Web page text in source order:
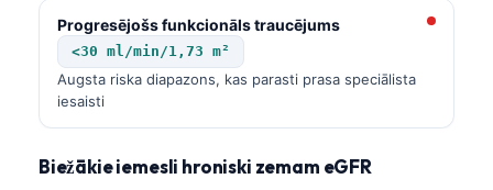
Progresējošs funkcionāls traucējums
<30 ml/min/1,73 m²
Augsta riska diapazons, kas parasti prasa speciālista
iesaisti
Biežākie iemesli hroniski zemam eGFR